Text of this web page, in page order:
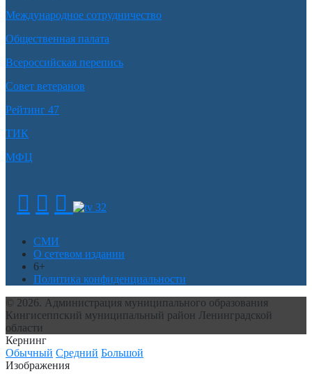
Международное сотрудничество
Общественная палата
Всероссийская перепись
Совет ветеранов
Рейтинг 47
ТИК
МФЦ
СМИ
О сетевом издании
6+
Политика конфиденциальности
© 2026. Администрация муниципального образования
Кингисеппский муниципальный район Ленинградской
области
Кернинг
Обычный Средний Большой
Изображения